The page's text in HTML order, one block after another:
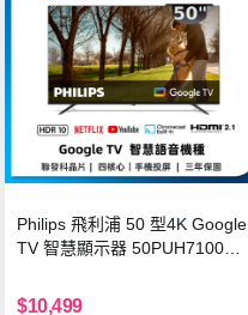
Philips 飛利浦 50 型4K Google
TV 智慧顯示器 50PUH7100
$10,499